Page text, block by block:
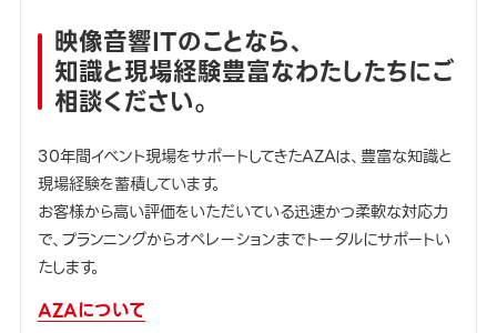
映像音響ITのことなら、
知識と現場経験豊富なわたしたちにご
相談ください。
30年間イベント現場をサポートしてきたAZAは、豊富な知識と
現場経験を蓄積しています。
お客様から高い評価をいただいている迅速かつ柔軟な対応力
で、プランニングからオペレーションまでトータルにサポートい
たします。
AZAについて